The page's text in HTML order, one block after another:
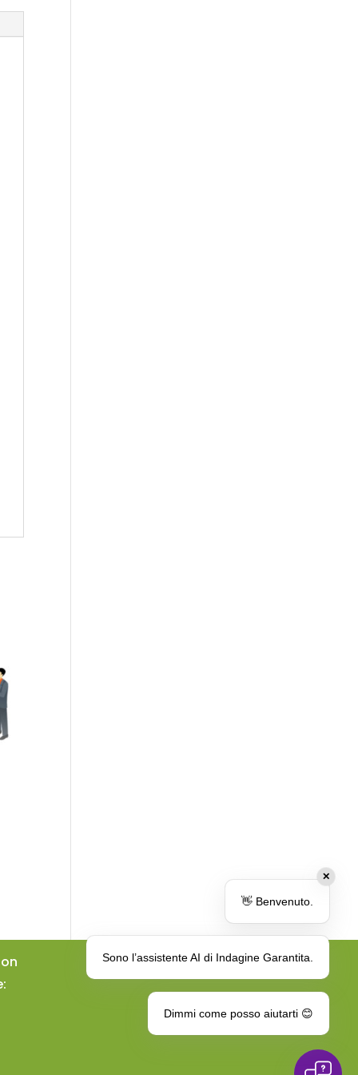
✕
👋 Benvenuto.
Sono l’assistente AI di Indagine Garantita.
Dimmi come posso aiutarti 😊